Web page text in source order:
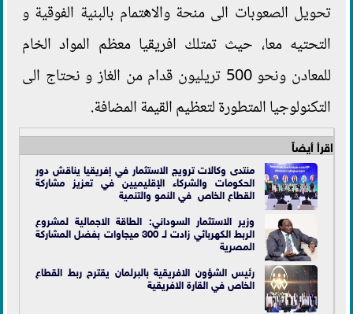
تحويل الصعوبات الى منحة والاهتمام بالبنية الفوقية و
التحتيه معا، حيث تمتلك افريقيا معظم المواد الخام
للمعادن ونحو 500 تريليون قدام من الغاز و نحتاج الى
التكنولوجيا المتطورة لتعظيم القيمة المضافة.
اقرأ أيضاً
منتدى وكالات ترويج الاستثمار في إفريقيا يناقش دور
الحكومات والشركاء الإقليميين في تعزيز مشاركة
القطاع الخاص في النمو والتنمية
وزير الاستثمار السوداني: الطاقة الاجمالية لمشروع
الربط الكهربائي زادت لـ 300 ميجاوات بفضل المشاركة
المصرية
رئيس الشؤون الافريقية بالبرلمان يقترح ربط القطاع
الخاص في القارة الافريقية